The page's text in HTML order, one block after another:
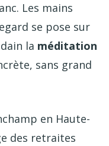
Les mains
se pose sur
la méditation
sans grand
en Haute-
des retraites